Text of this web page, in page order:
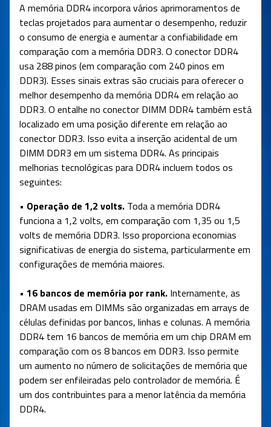
A memória DDR4 incorpora vários aprimoramentos de
teclas projetados para aumentar o desempenho, reduzir
o consumo de energia e aumentar a confiabilidade em
comparação com a memória DDR3. O conector DDR4
usa 288 pinos (em comparação com 240 pinos em
DDR3). Esses sinais extras são cruciais para oferecer o
melhor desempenho da memória DDR4 em relação ao
DDR3. O entalhe no conector DIMM DDR4 também está
localizado em uma posição diferente em relação ao
conector DDR3. Isso evita a inserção acidental de um
DIMM DDR3 em um sistema DDR4. As principais
melhorias tecnológicas para DDR4 incluem todos os
seguintes:
• Operação de 1,2 volts. Toda a memória DDR4
funciona a 1,2 volts, em comparação com 1,35 ou 1,5
volts de memória DDR3. Isso proporciona economias
significativas de energia do sistema, particularmente em
configurações de memória maiores.
• 16 bancos de memória por rank. Internamente, as
DRAM usadas em DIMMs são organizadas em arrays de
células definidas por bancos, linhas e colunas. A memória
DDR4 tem 16 bancos de memória em um chip DRAM em
comparação com os 8 bancos em DDR3. Isso permite
um aumento no número de solicitações de memória que
podem ser enfileiradas pelo controlador de memória. É
um dos contribuintes para a menor latência da memória
DDR4.